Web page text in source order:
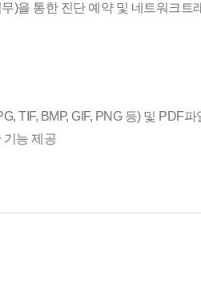
)을 통한 진단 예약 및 네트워크트
TIF, BMP, GIF, PNG 등) 및 PDF파
기능 제공